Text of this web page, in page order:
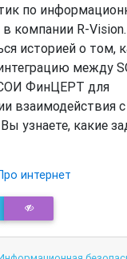
по
в компании R-
историей о том,
между
ФинЦЕРТ для
взаимодействия с
узнаете, какие
интернет